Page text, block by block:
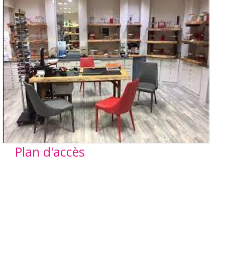
Plan d'accès